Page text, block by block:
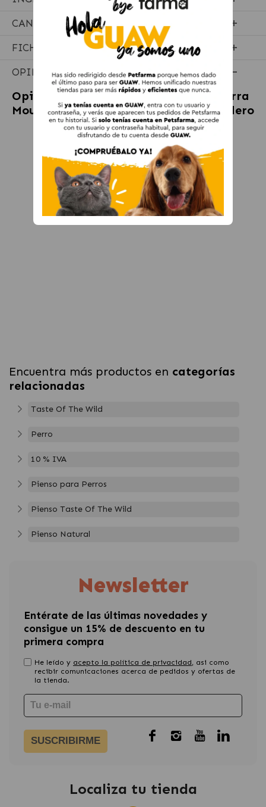
CANTIDADES RECOMENDADAS
FICHA TÉCNICA
OPINIONES
Opiniones sobreTaste of the Wild Sierra
Mountain Pienso para perros con cordero
Encuentra más productos en categorías
relacionadas
Taste Of The Wild
Perro
10 % IVA
Pienso para Perros
Pienso Taste Of The Wild
Pienso Natural
Newsletter
Entérate de las últimas novedades y
consigue un 15% de descuento en tu
primera compra
He leído y acepto la política de privacidad, asi como
recibir comunicaciones acerca de pedidos y ofertas de
la tienda.
SUSCRIBIRME
Localiza tu tienda